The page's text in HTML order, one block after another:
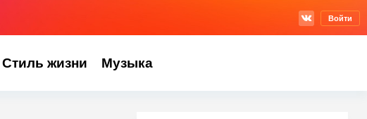
Войти
Стиль жизни Музыка